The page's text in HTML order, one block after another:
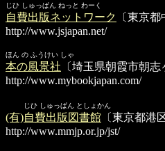
じひ しゅっぱん ねっと わーく
自費出版ネットワーク
〔東京
http://www.jsjapan.net/
ほん の ふうけい しゃ
本の風景社 〔埼玉県朝霞市朝志
http://www.mybookjapan.com/
じひ しゅっぱん としょかん
(有)自費出版図書館 〔東京都港
http://www.mmjp.or.jp/jst/